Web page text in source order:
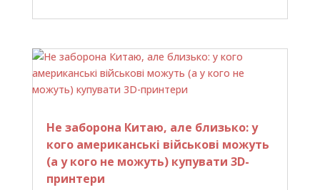
Не заборона Китаю, але близько: у
кого американські військові можуть
(а у кого не можуть) купувати 3D-
принтери